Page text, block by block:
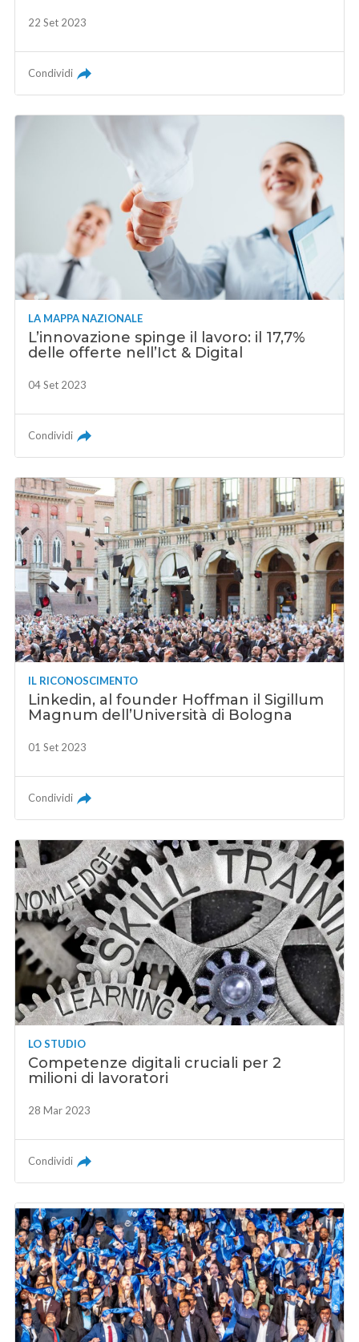
22 Set 2023
Condividi
LA MAPPA NAZIONALE
L’innovazione spinge il lavoro: il 17,7%
delle offerte nell’Ict & Digital
04 Set 2023
Condividi
IL RICONOSCIMENTO
Linkedin, al founder Hoffman il Sigillum
Magnum dell’Università di Bologna
01 Set 2023
Condividi
LO STUDIO
Competenze digitali cruciali per 2
milioni di lavoratori
28 Mar 2023
Condividi